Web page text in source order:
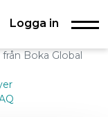
Logga in
från Boka Global